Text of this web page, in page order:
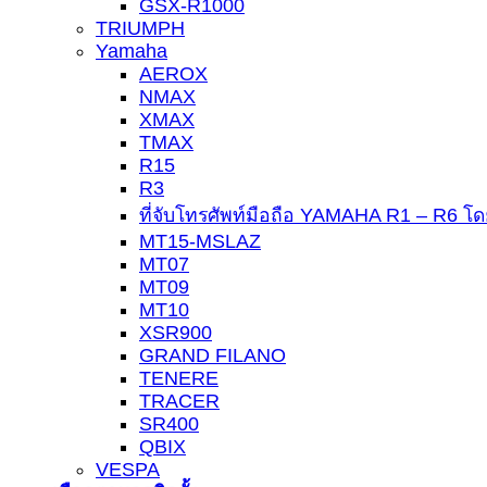
GSX-R1000
TRIUMPH
Yamaha
AEROX
NMAX
XMAX
TMAX
R15
R3
ที่จับโทรศัพท์มือถือ YAMAHA R1 – R6 โด
MT15-MSLAZ
MT07
MT09
MT10
XSR900
GRAND FILANO
TENERE
TRACER
SR400
QBIX
VESPA